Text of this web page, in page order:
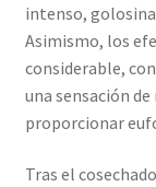
intenso,
Asimismo, los
considerable,
una sensación
proporcionar
Tras el